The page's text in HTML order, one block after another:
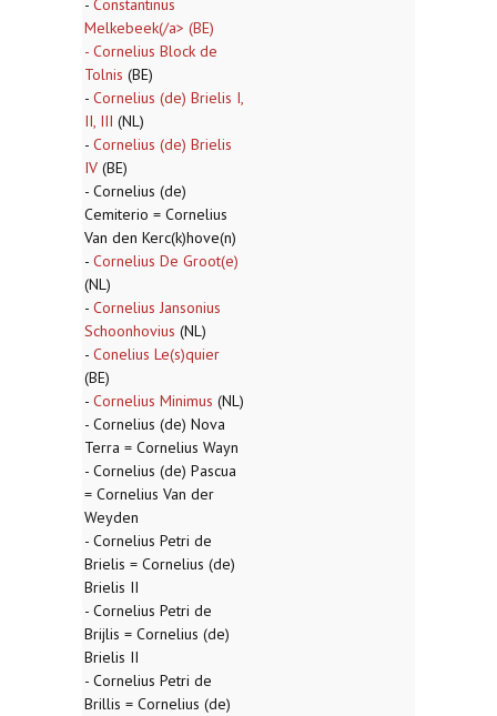
- Constantinus
Melkebeek(/a> (BE)
- Cornelius Block de
Tolnis (BE)
- Cornelius (de) Brielis I,
II, III (NL)
- Cornelius (de) Brielis
IV (BE)
- Cornelius (de)
Cemiterio = Cornelius
Van den Kerc(k)hove(n)
- Cornelius De Groot(e)
(NL)
- Cornelius Jansonius
Schoonhovius (NL)
- Conelius Le(s)quier
(BE)
- Cornelius Minimus (NL)
- Cornelius (de) Nova
Terra = Cornelius Wayn
- Cornelius (de) Pascua
= Cornelius Van der
Weyden
- Cornelius Petri de
Brielis = Cornelius (de)
Brielis II
- Cornelius Petri de
Brijlis = Cornelius (de)
Brielis II
- Cornelius Petri de
Brillis = Cornelius (de)